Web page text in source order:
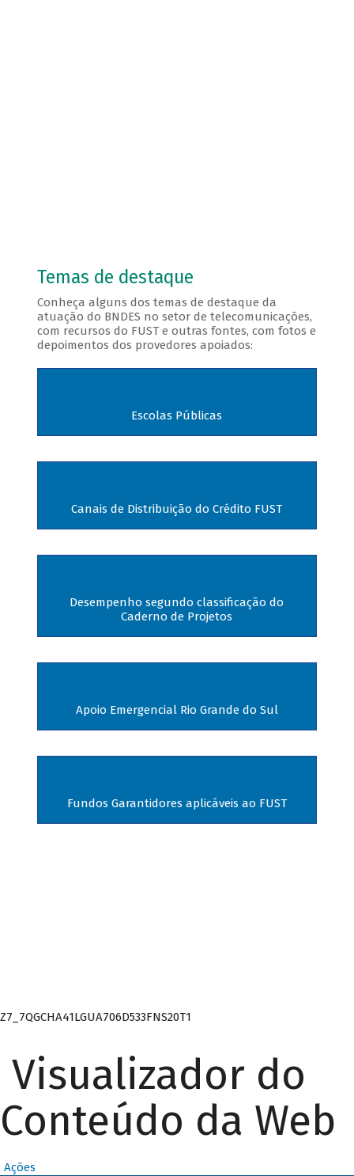
Temas de destaque
Conheça alguns dos temas de destaque da
atuação do BNDES no setor de telecomunicações,
com recursos do FUST e outras fontes, com fotos e
depoimentos dos provedores apoiados:
Escolas Públicas
Canais de Distribuição do Crédito FUST
Desempenho segundo classificação do
Caderno de Projetos
Apoio Emergencial Rio Grande do Sul
Fundos Garantidores aplicáveis ao FUST
Z7_7QGCHA41LGUA706D533FNS20T1
Visualizador do
Conteúdo da Web
Ações